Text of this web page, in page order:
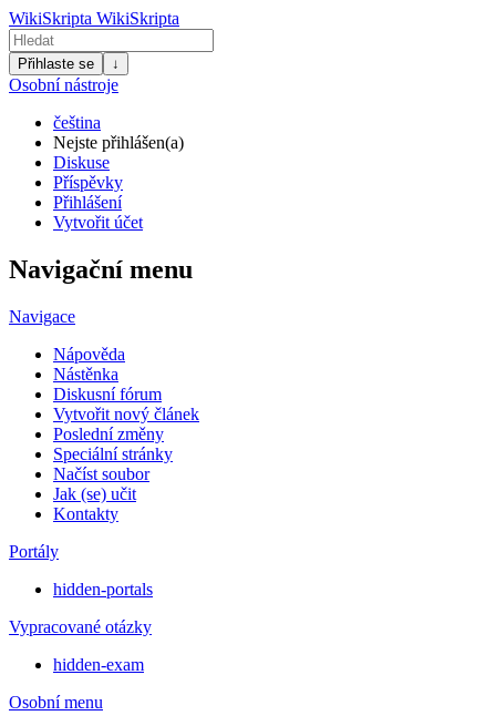
WikiSkripta WikiSkripta
Přihlaste se ↓
Osobní nástroje
čeština
Nejste přihlášen(a)
Diskuse
Příspěvky
Přihlášení
Vytvořit účet
Navigační menu
Navigace
Nápověda
Nástěnka
Diskusní fórum
Vytvořit nový článek
Poslední změny
Speciální stránky
Načíst soubor
Jak (se) učit
Kontakty
Portály
hidden-portals
Vypracované otázky
hidden-exam
Osobní menu